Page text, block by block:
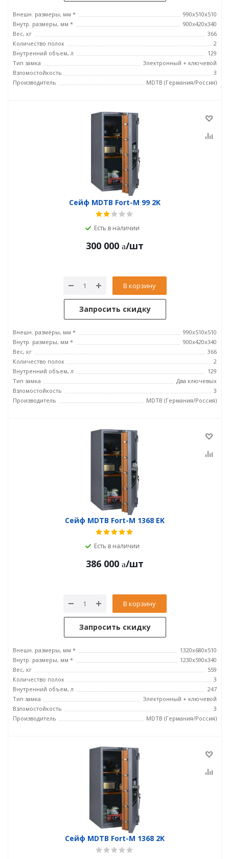
Внешн. размеры, мм *
990x510x510
Внутр. размеры, мм *
900x420x340
Вес, кг
366
Количество полок
2
Внутренний объем, л
129
Тип замка
Электронный + ключевой
Взломостойкость
3
Производитель
MDTB (Германия/Россия)
Сейф MDTB Fort-M 99 2K
Есть в наличии
300 000 /шт
В корзину
Запросить скидку
Внешн. размеры, мм *
990x510x510
Внутр. размеры, мм *
900x420x340
Вес, кг
366
Количество полок
2
Внутренний объем, л
129
Тип замка
Два ключевых
Взломостойкость
3
Производитель
MDTB (Германия/Россия)
Сейф MDTB Fort-M 1368 EK
Есть в наличии
386 000 /шт
В корзину
Запросить скидку
Внешн. размеры, мм *
1320x680x510
Внутр. размеры, мм *
1230x590x340
Вес, кг
559
Количество полок
3
Внутренний объем, л
247
Тип замка
Электронный + ключевой
Взломостойкость
3
Производитель
MDTB (Германия/Россия)
Сейф MDTB Fort-M 1368 2K